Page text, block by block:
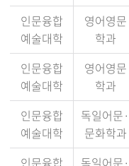
인문융합
예술대학
영어영문
학과
인문융합
예술대학
영어영문
학과
인문융합
예술대학
독일어문·
문화학과
인문융합 독일어문·